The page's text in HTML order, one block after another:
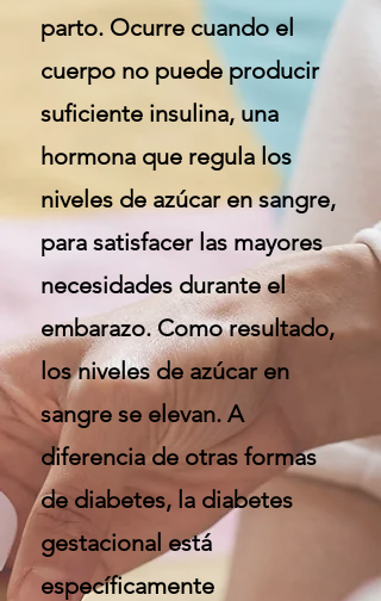
parto. Ocurre cuando el
cuerpo no puede producir
suficiente insulina, una
hormona que regula los
niveles de azúcar en sangre,
para satisfacer las mayores
necesidades durante el
embarazo. Como resultado,
los niveles de azúcar en
sangre se elevan. A
diferencia de otras formas
de diabetes, la diabetes
gestacional está
específicamente